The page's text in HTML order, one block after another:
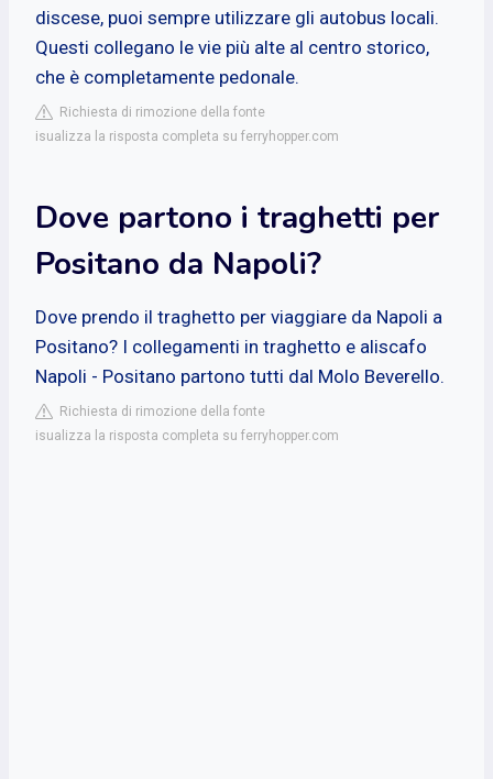
discese, puoi sempre utilizzare gli autobus locali.
Questi collegano le vie più alte al centro storico,
che è completamente pedonale.
Richiesta di rimozione della fonte
isualizza la risposta completa su ferryhopper.com
Dove partono i traghetti per
Positano da Napoli?
Dove prendo il traghetto per viaggiare da Napoli a
Positano? I collegamenti in traghetto e aliscafo
Napoli - Positano partono tutti dal Molo Beverello.
Richiesta di rimozione della fonte
isualizza la risposta completa su ferryhopper.com